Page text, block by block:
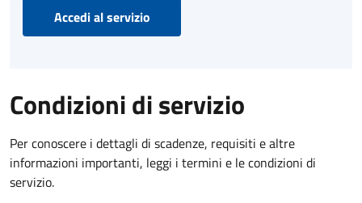
Accedi al servizio
Condizioni di servizio
Per conoscere i dettagli di scadenze, requisiti e altre
informazioni importanti, leggi i termini e le condizioni di
servizio.